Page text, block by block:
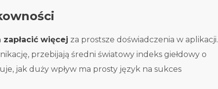
więcej za prostsze doświadczenia w aplikacji.
przebijają średni światowy indeks giełdowy o
jak duży wpływ ma prosty język na sukces